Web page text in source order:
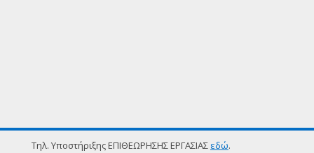
Τηλ. Υποστήριξης ΕΠΙΘΕΩΡΗΣΗΣ ΕΡΓΑΣΙΑΣ εδώ.